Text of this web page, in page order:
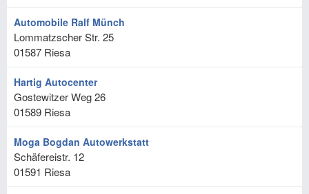
Automobile Ralf Münch
Lommatzscher Str. 25
01587 Riesa
Hartig Autocenter
Gostewitzer Weg 26
01589 Riesa
Moga Bogdan Autowerkstatt
Schäfereistr. 12
01591 Riesa